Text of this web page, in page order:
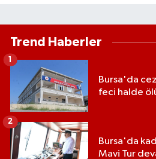
Trend Haberler
Bursa'da
feci halde
1
Bursa'da
Mavi Tur
2